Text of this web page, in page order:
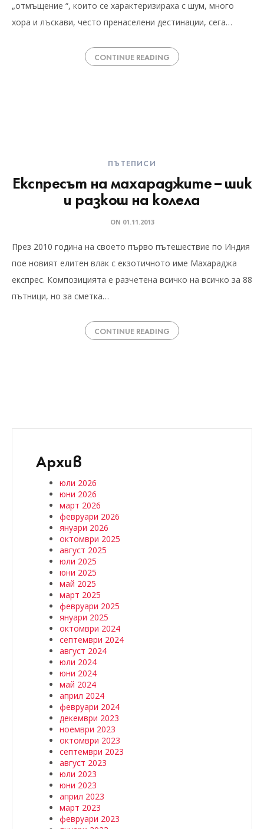
„отмъщение “, които се характеризираха с шум, много
хора и лъскави, често пренаселени дестинации, сега…
CONTINUE READING
ПЪТЕПИСИ
Eкспресът на махараджите – шик
и разкош на колела
ON 01.11.2013
През 2010 година на своето първо пътешествие по Индия
пое новият елитен влак с екзотичното име Махараджа
експрес. Композицията е разчетена всичко на всичко за 88
пътници, но за сметка…
CONTINUE READING
Архив
юли 2026
юни 2026
март 2026
февруари 2026
януари 2026
октомври 2025
август 2025
юли 2025
юни 2025
май 2025
март 2025
февруари 2025
януари 2025
октомври 2024
септември 2024
август 2024
юли 2024
юни 2024
май 2024
април 2024
февруари 2024
декември 2023
ноември 2023
октомври 2023
септември 2023
август 2023
юли 2023
юни 2023
април 2023
март 2023
февруари 2023